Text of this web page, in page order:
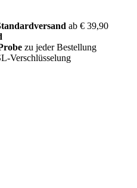
ab € 39,90
zu jeder Bestellung
Verschlüsselung